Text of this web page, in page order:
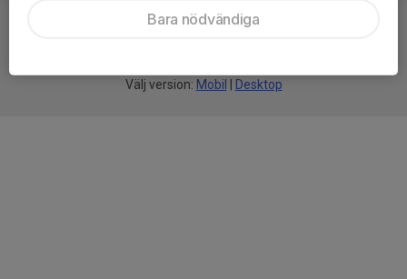
Välj version: Mobil Desktop
Bara nödvändiga